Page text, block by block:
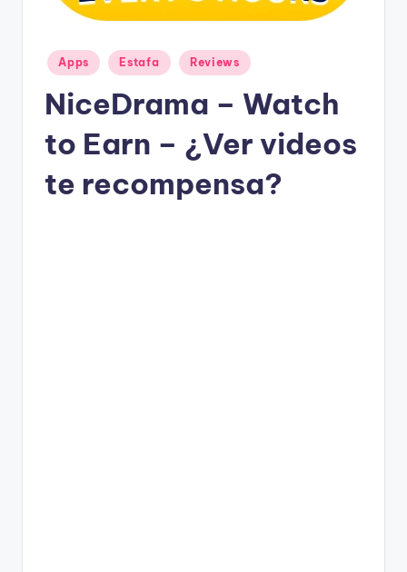
Publicado
en
Apps Estafa Reviews
NiceDrama – Watch
to Earn – ¿Ver videos
te recompensa?